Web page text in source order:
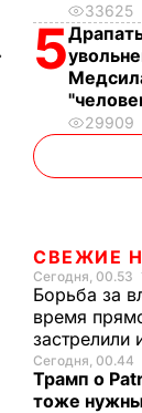
33625
5
29909
СВЕЖИЕ
Сегодня, 00.53
Борьба за
время
застрелили
Сегодня, 00.44
Трамп о
тоже